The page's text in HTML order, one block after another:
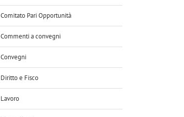
Comitato Pari Opportunità
Commenti a convegni
Convegni
Diritto e Fisco
Lavoro